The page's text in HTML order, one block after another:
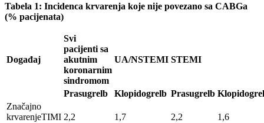
Tabela 1: Incidenca krvarenja koje nije povezano sa CABGa
(% pacijenata)
Događaj
Svi
pacijenti sa
akutnim
koronarnim
sindromom
UA/NSTEMI STEMI
Prasugrelb Klopidogrelb Prasugrelb
Značajno
krvarenjeTIMI 2,2 1,7 2,2 1,6